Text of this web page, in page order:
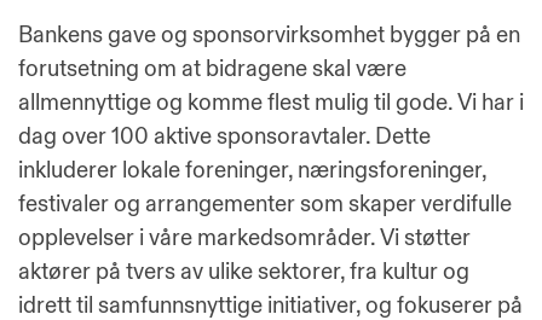
Bankens gave og sponsorvirksomhet bygger på en
forutsetning om at bidragene skal være
allmennyttige og komme flest mulig til gode. Vi har i
dag over 100 aktive sponsoravtaler. Dette
inkluderer lokale foreninger, næringsforeninger,
festivaler og arrangementer som skaper verdifulle
opplevelser i våre markedsområder. Vi støtter
aktører på tvers av ulike sektorer, fra kultur og
idrett til samfunnsnyttige initiativer, og fokuserer på